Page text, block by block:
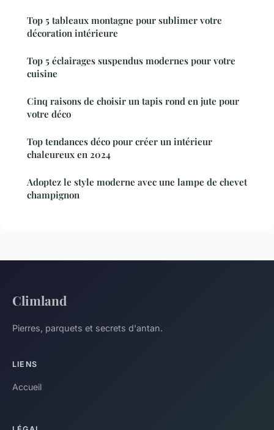
Top 5 tableaux montagne pour sublimer votre
décoration intérieure
Top 5 éclairages suspendus modernes pour votre
cuisine
Cinq raisons de choisir un tapis rond en jute pour
votre déco
Top tendances déco pour créer un intérieur
chaleureux en 2024
Adoptez le style moderne avec une lampe de chevet
champignon
Climland
Pierres, parquets et secrets d'antan.
LIENS
Accueil